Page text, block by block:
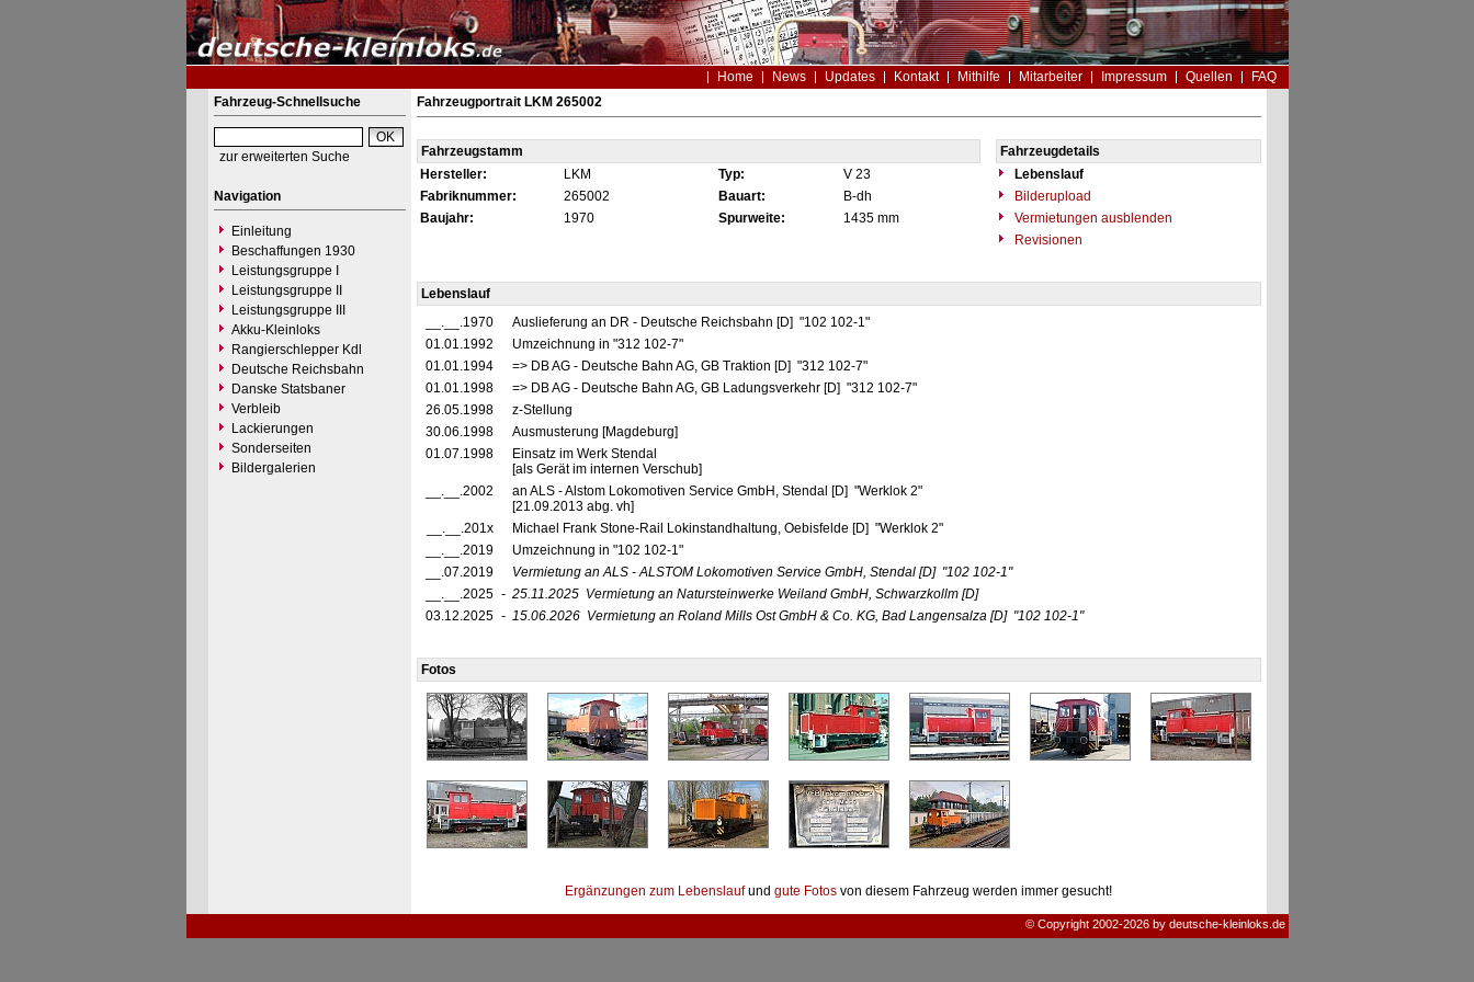
Home News Updates Kontakt Mithilfe Mitarbeiter Impressum Quellen
FAQ
Fahrzeug-Schnellsuche
zur erweiterten Suche
Navigation
Einleitung
Beschaffungen 1930
Leistungsgruppe I
Leistungsgruppe II
Leistungsgruppe III
Akku-Kleinloks
Rangierschlepper Kdl
Deutsche Reichsbahn
Danske Statsbaner
Verbleib
Lackierungen
Sonderseiten
Bildergalerien
Fahrzeugportrait LKM 265002
Fahrzeugstamm
Fahrzeugdetails
Hersteller:
LKM Typ: V 23
Lebenslauf
Fabriknummer:
265002 Bauart: B-dh
Bilderupload
Baujahr:
1970 Spurweite: 1435 mm
Vermietungen ausblenden
Revisionen
Lebenslauf
__.__.1970
Auslieferung an DR - Deutsche Reichsbahn [D] "102 102-1"
01.01.1992
Umzeichnung in "312 102-7"
01.01.1994
=> DB AG - Deutsche Bahn AG, GB Traktion [D] "312 102-7"
01.01.1998
=> DB AG - Deutsche Bahn AG, GB Ladungsverkehr [D] "312 102-7"
26.05.1998
z-Stellung
30.06.1998
Ausmusterung [Magdeburg]
01.07.1998
Einsatz im Werk Stendal
[als Gerät im internen Verschub]
__.__.2002
an ALS - Alstom Lokomotiven Service GmbH, Stendal [D] "Werklok 2"
[21.09.2013 abg. vh]
__.__.201x
Michael Frank Stone-Rail Lokinstandhaltung, Oebisfelde [D] "Werklok 2"
__.__.2019
Umzeichnung in "102 102-1"
__.07.2019
Vermietung an ALS - ALSTOM Lokomotiven Service GmbH, Stendal [D] "102 102-1"
__.__.2025 - 25.11.2025 Vermietung an Natursteinwerke Weiland GmbH, Schwarzkollm [D]
03.12.2025 - 15.06.2026 Vermietung an Roland Mills Ost GmbH & Co. KG, Bad Langensalza [D] "102 102-1"
Fotos
Ergänzungen zum Lebenslaufund gute Fotos von diesem Fahrzeug werden immer gesucht!
© Copyright 2002-2026 by deutsche-kleinloks.de